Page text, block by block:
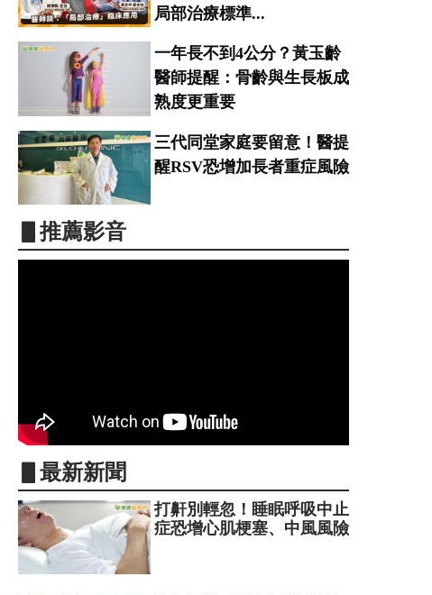
局部治療標準...
一年長不到4公分？黃玉齡
醫師提醒：骨齡與生長板成
熟度更重要
三代同堂家庭要留意！醫提
醒RSV恐增加長者重症風險
▋推薦影音
▋最新新聞
打鼾別輕忽！睡眠呼吸中止
症恐增心肌梗塞、中風風險